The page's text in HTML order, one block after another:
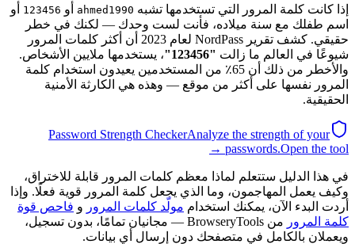
إذا كانت كلمة المرور التي تستخدمها تشبه ahmed1990 أو 123456
أو
اسم طفلك مع سنة ميلاده، فأنت لست وحدك — لكنك في خطر
حقيقي. كشف تقرير NordPass لعام 2023 أن أكثر كلمات المرور
شيوعًا في العالم ما زالت "123456"
، يستخدمها ملايين الأشخاص.
والأخطر من ذلك أن 65٪ من المستخدمين يعيدون استخدام كلمة
المرور نفسها على أكثر من موقع — وهذه هي الكارثة الأمنية
الحقيقية.
Password Strength CheckerAnalyze the strength of your
passwords.Open the tool →
في هذا الدليل ستتعلم لماذا معظم كلمات المرور قابلة للاختراق،
وكيف يعمل المهاجمون، وما الذي يجعل كلمة المرور قوية فعلًا. وإذا
أردت البدء الآن، يمكنك استخدام مولّد كلمات المرور و فاحص قوة
كلمة المرور
من BrowseryTools — مجانيان تمامًا، بدون تسجيل،
ويعملان بالكامل في متصفحك دون إرسال أي بيانات.